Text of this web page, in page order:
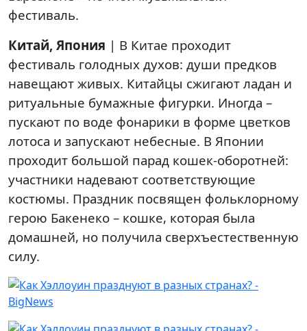
фестиваль.
Китай, Япония | В Китае проходит
фестиваль голодных духов: души предков
навещают живых. Китайцы сжигают ладан и
ритуальные бумажные фигурки. Иногда –
пускают по воде фонарики в форме цветков
лотоса и запускают небесные. В Японии
проходит большой парад кошек-оборотней:
участники надевают соответствующие
костюмы. Праздник посвящен фольклорному
герою Бакенеко – кошке, которая была
домашней, но получила сверхъестественную
силу.